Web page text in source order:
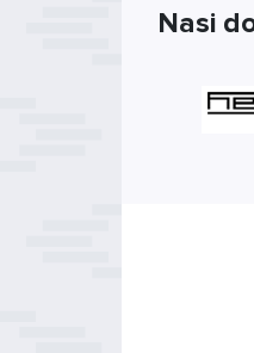
Nasi